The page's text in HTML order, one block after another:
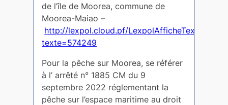
de l’île de Moorea, commune de
Moorea-Maiao –
http://lexpol.cloud.pf/LexpolAfficheTexte.php?
texte=574249
Pour la pêche sur Moorea, se référer
à l’ arrêté n° 1885 CM du 9
septembre 2022 réglementant la
pêche sur l’espace maritime au droit